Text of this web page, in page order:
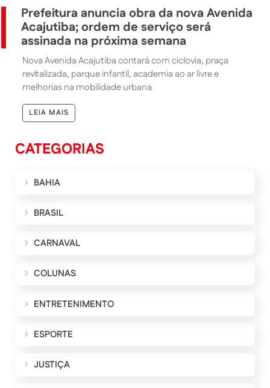
Prefeitura anuncia obra da nova Avenida
Acajutiba; ordem de serviço será
assinada na próxima semana
Nova Avenida Acajutiba contará com ciclovia, praça
revitalizada, parque infantil, academia ao ar livre e
melhorias na mobilidade urbana
LEIA MAIS
CATEGORIAS
BAHIA
BRASIL
CARNAVAL
COLUNAS
ENTRETENIMENTO
ESPORTE
JUSTIÇA